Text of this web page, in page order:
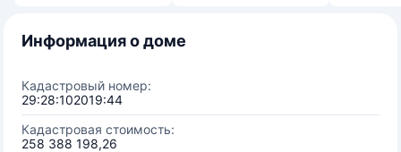
Информация о доме
Кадастровый номер:
29:28:102019:44
Кадастровая стоимость:
258 388 198,26